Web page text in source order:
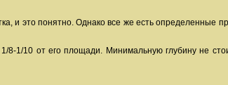
и это понятно. Однако все же есть
8-1/10 от его площади. Минимальную глубину не